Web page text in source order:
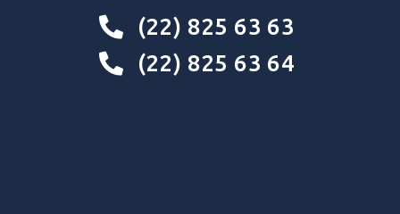
(22) 825 63 63
(22) 825 63 64